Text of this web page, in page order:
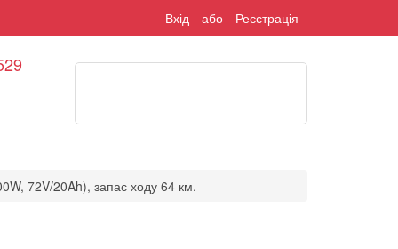
Вхід або Реєстрація
72V/20Ah), запас ходу 64 км.